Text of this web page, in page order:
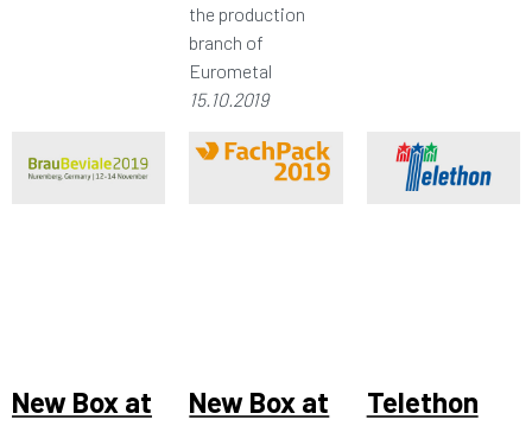
the production
branch of
Eurometal
15.10.2019
New Box at
New Box at
Telethon